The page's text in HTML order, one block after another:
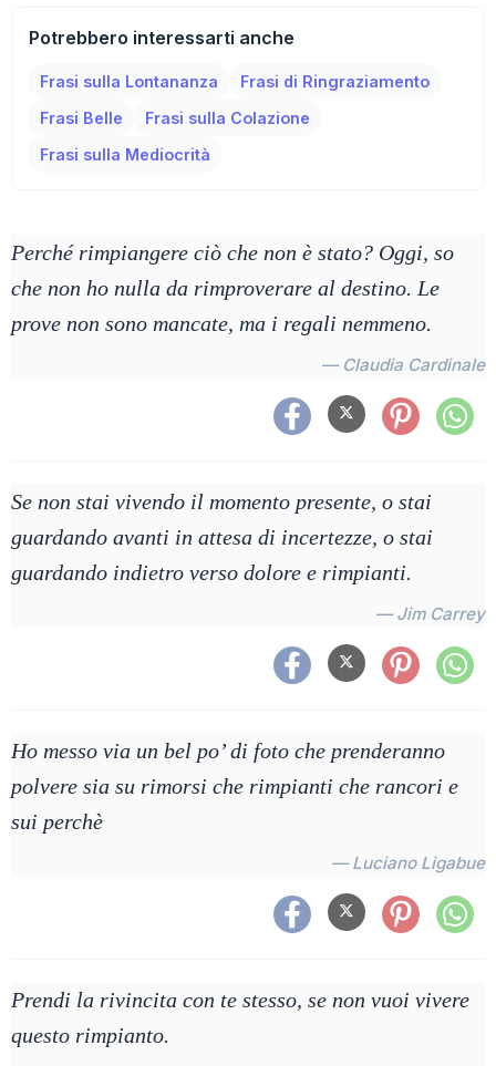
Potrebbero interessarti anche
Frasi sulla Lontananza
Frasi di Ringraziamento
Frasi Belle
Frasi sulla Colazione
Frasi sulla Mediocrità
Perché rimpiangere ciò che non è stato? Oggi, so
che non ho nulla da rimproverare al destino. Le
prove non sono mancate, ma i regali nemmeno.
— Claudia Cardinale
Se non stai vivendo il momento presente, o stai
guardando avanti in attesa di incertezze, o stai
guardando indietro verso dolore e rimpianti.
— Jim Carrey
Ho messo via un bel po’ di foto che prenderanno
polvere sia su rimorsi che rimpianti che rancori e
sui perchè
— Luciano Ligabue
Prendi la rivincita con te stesso, se non vuoi vivere
questo rimpianto.